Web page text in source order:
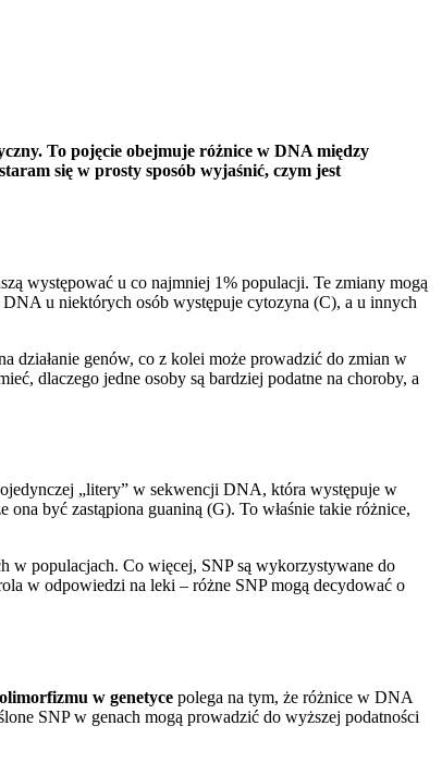
To pojęcie obejmuje różnice w DNA między
się w prosty sposób wyjaśnić, czym jest
występować u co najmniej 1% populacji. Te zmiany mogą
u niektórych osób występuje cytozyna (C), a u innych
działanie genów, co z kolei może prowadzić do zmian w
dlaczego jedne osoby są bardziej podatne na choroby, a
„litery” w sekwencji DNA, która występuje w
być zastąpiona guaniną (G). To właśnie takie różnice,
w populacjach. Co więcej, SNP są wykorzystywane do
w odpowiedzi na leki – różne SNP mogą decydować o
w genetyce polega na tym, że różnice w DNA
SNP w genach mogą prowadzić do wyższej podatności